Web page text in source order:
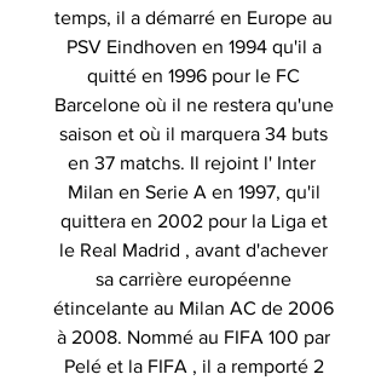
temps, il a démarré en Europe au
PSV Eindhoven en 1994 qu'il a
quitté en 1996 pour le FC
Barcelone où il ne restera qu'une
saison et où il marquera 34 buts
en 37 matchs. Il rejoint l' Inter
Milan en Serie A en 1997, qu'il
quittera en 2002 pour la Liga et
le Real Madrid , avant d'achever
sa carrière européenne
étincelante au Milan AC de 2006
à 2008. Nommé au FIFA 100 par
Pelé et la FIFA , il a remporté 2